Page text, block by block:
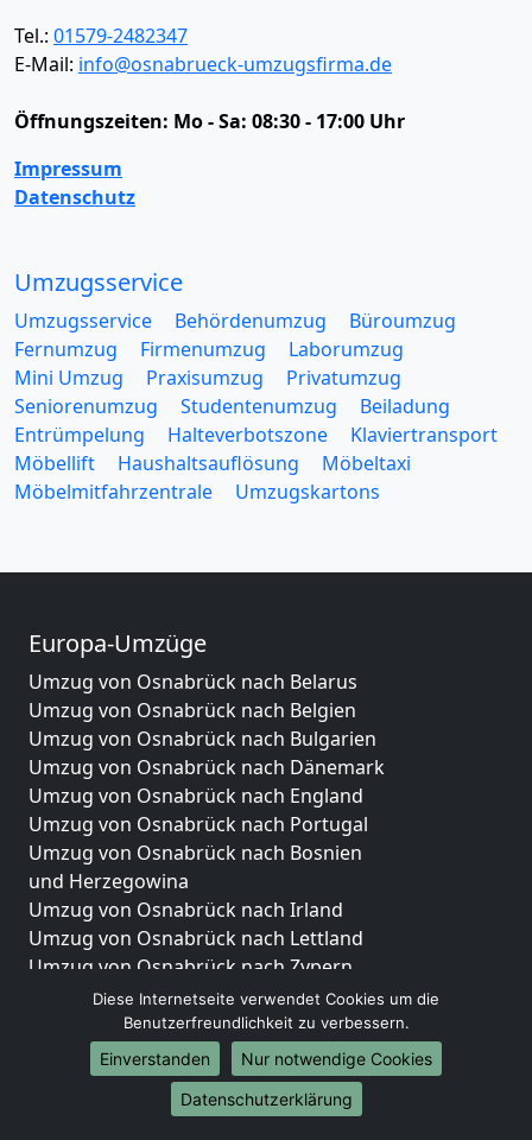
Tel.: 01579-2482347
E-Mail: info@osnabrueck-umzugsfirma.de
Öffnungszeiten: Mo - Sa: 08:30 - 17:00 Uhr
Impressum
Datenschutz
Umzugsservice
Umzugsservice Behördenumzug
Büroumzug
Fernumzug
Firmenumzug
Laborumzug
Mini Umzug
Praxisumzug
Privatumzug
Seniorenumzug
Studentenumzug
Beiladung
Entrümpelung
Halteverbotszone
Klaviertransport
Möbellift
Haushaltsauflösung
Möbeltaxi
Möbelmitfahrzentrale
Umzugskartons
Europa-Umzüge
Umzug von Osnabrück nach Belarus
Umzug von Osnabrück nach Belgien
Umzug von Osnabrück nach Bulgarien
Umzug von Osnabrück nach Dänemark
Umzug von Osnabrück nach England
Umzug von Osnabrück nach Portugal
Umzug von Osnabrück nach Bosnien
und Herzegowina
Umzug von Osnabrück nach Irland
Umzug von Osnabrück nach Lettland
Umzug von Osnabrück nach Zypern
Umzug von Osnabrück nach Kroatien
Umzug von Osnabrück nach Estland
Umzug von Osnabrück nach Finnland
Umzug von Osnabrück nach Frankreich
Umzug von Osnabrück nach Griechenland
Diese Internetseite verwendet Cookies um die
Benutzerfreundlichkeit zu verbessern.
Einverstanden
Nur notwendige Cookies
Datenschutzerklärung